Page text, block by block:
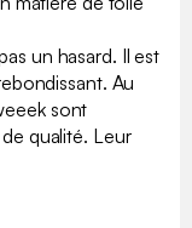
un hasard. Il est
Au
sont
qualité. Leur